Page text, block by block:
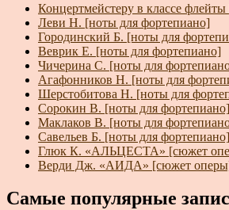
Концертмейстеру в классе
Леви Н. [ноты для фортепиано]
Городинский Б. [ноты для
Веврик Е. [ноты для фортепиано]
Чичерина С. [ноты для
Агафонников Н. [ноты для
Шерстобитова Н. [ноты для
Сорокин В. [ноты для фортепиано]
Маклаков В. [ноты для
Савельев Б. [ноты для фортепиано]
Глюк К. «АЛЬЦЕСТА» [сюжет
Верди Дж. «АИДА» [сюжет
Самые популярные